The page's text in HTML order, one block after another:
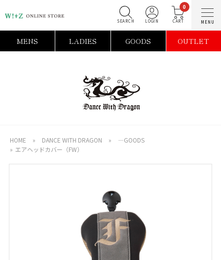
0
MENS LADIES GOODS OUTLET
HOME » DANCE WITH DRAGON »
―GOODS
» エアヘッドカバー（FW）